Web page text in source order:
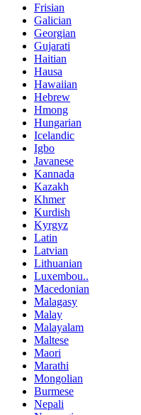
Frisian
Galician
Georgian
Gujarati
Haitian
Hausa
Hawaiian
Hebrew
Hmong
Hungarian
Icelandic
Igbo
Javanese
Kannada
Kazakh
Khmer
Kurdish
Kyrgyz
Latin
Latvian
Lithuanian
Luxembou..
Macedonian
Malagasy
Malay
Malayalam
Maltese
Maori
Marathi
Mongolian
Burmese
Nepali